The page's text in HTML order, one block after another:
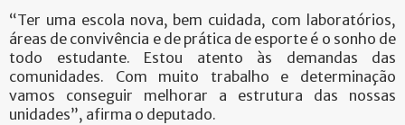
“Ter uma escola nova, bem cuidada, com laboratórios,
áreas de convivência e de prática de esporte é o sonho de
todo estudante. Estou atento às demandas das
comunidades. Com muito trabalho e determinação
vamos conseguir melhorar a estrutura das nossas
unidades”, afirma o deputado.